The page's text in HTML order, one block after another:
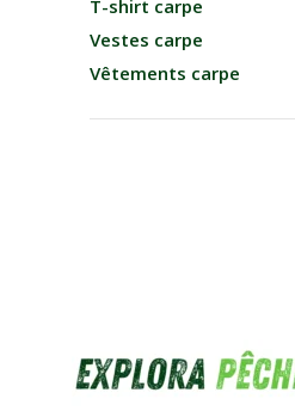
T-shirt carpe
Vestes carpe
Vêtements carpe